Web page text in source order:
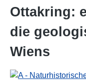
Ottakring:
die
Wiens